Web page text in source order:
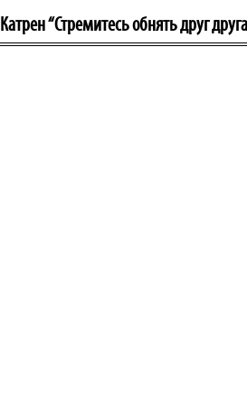
Катрен “Стремитесь обнять друг